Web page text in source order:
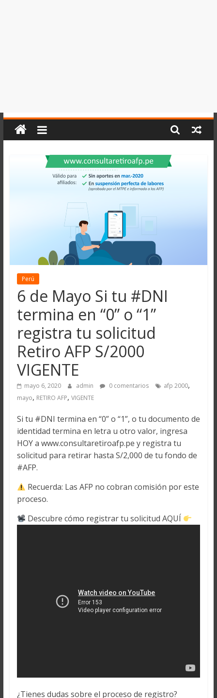
Perú
6 de Mayo Si tu #DNI
termina en “0” o “1”
registra tu solicitud
Retiro AFP S/2000
VIGENTE
mayo 6, 2020 admin 0 comentarios afp 2000,
mayo, RETIRO AFP, VIGENTE
Si tu #DNI termina en “0” o “1”, o tu documento de
identidad termina en letra u otro valor, ingresa
HOY a www.consultaretiroafp.pe y registra tu
solicitud para retirar hasta S/2,000 de tu fondo de
#AFP.
Recuerda: Las AFP no cobran comisión por este
proceso.
Descubre cómo registrar tu solicitud AQUÍ
¿Tienes dudas sobre el proceso de registro?